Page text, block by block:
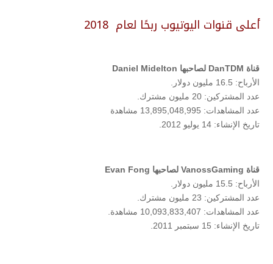
أعلى قنوات اليوتيوب ربحًا لعام
قناة DanTDM لصاحبها Daniel Midelton
الأرباح: 16.5 مليون دولار.
عدد المشتركين: 20 مليون مشترك.
عدد المشاهدات: 13,895,048,995 مشاهدة
تاريخ الإنشاء: 14 يوليو 2012.
قناة VanossGaming لصاحبها Evan Fong
الأرباح: 15.5 مليون دولار.
عدد المشتركين: 23 مليون مشترك.
عدد المشاهدات: 10,093,833,407 مشاهدة.
تاريخ الإنشاء: 15 سبتمبر 2011.